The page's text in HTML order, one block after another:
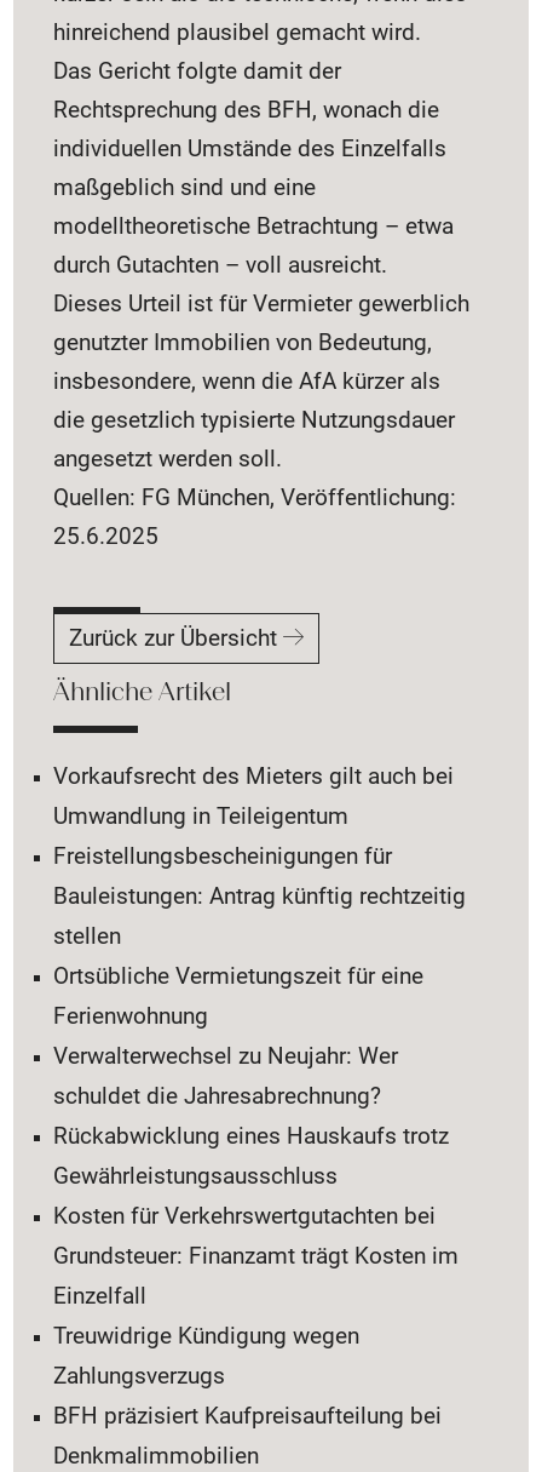
hinreichend plausibel gemacht wird.
Das Gericht folgte damit der
Rechtsprechung des BFH, wonach die
individuellen Umstände des Einzelfalls
maßgeblich sind und eine
modelltheoretische Betrachtung – etwa
durch Gutachten – voll ausreicht.
Dieses Urteil ist für Vermieter gewerblich
genutzter Immobilien von Bedeutung,
insbesondere, wenn die AfA kürzer als
die gesetzlich typisierte Nutzungsdauer
angesetzt werden soll.
Quellen: FG München, Veröffentlichung:
25.6.2025
Zurück zur Übersicht
Ähnliche Artikel
Vorkaufsrecht des Mieters gilt auch bei
Umwandlung in Teileigentum
Freistellungsbescheinigungen für
Bauleistungen: Antrag künftig rechtzeitig
stellen
Ortsübliche Vermietungszeit für eine
Ferienwohnung
Verwalterwechsel zu Neujahr: Wer
schuldet die Jahresabrechnung?
Rückabwicklung eines Hauskaufs trotz
Gewährleistungsausschluss
Kosten für Verkehrswertgutachten bei
Grundsteuer: Finanzamt trägt Kosten im
Einzelfall
Treuwidrige Kündigung wegen
Zahlungsverzugs
BFH präzisiert Kaufpreisaufteilung bei
Denkmalimmobilien